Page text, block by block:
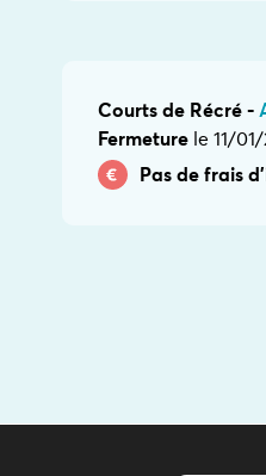
Courts de Récré -
Fermeture le 11/
Pas de frais